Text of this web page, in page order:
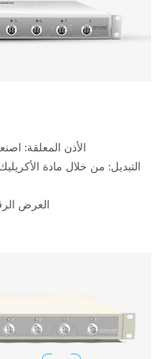
① الأذن المعلقة:
③ العرض